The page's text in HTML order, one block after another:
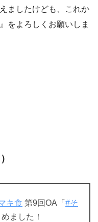
ましたけども、これか
をよろしくお願いしま
キ食 第9回OA「 #そ
ました！